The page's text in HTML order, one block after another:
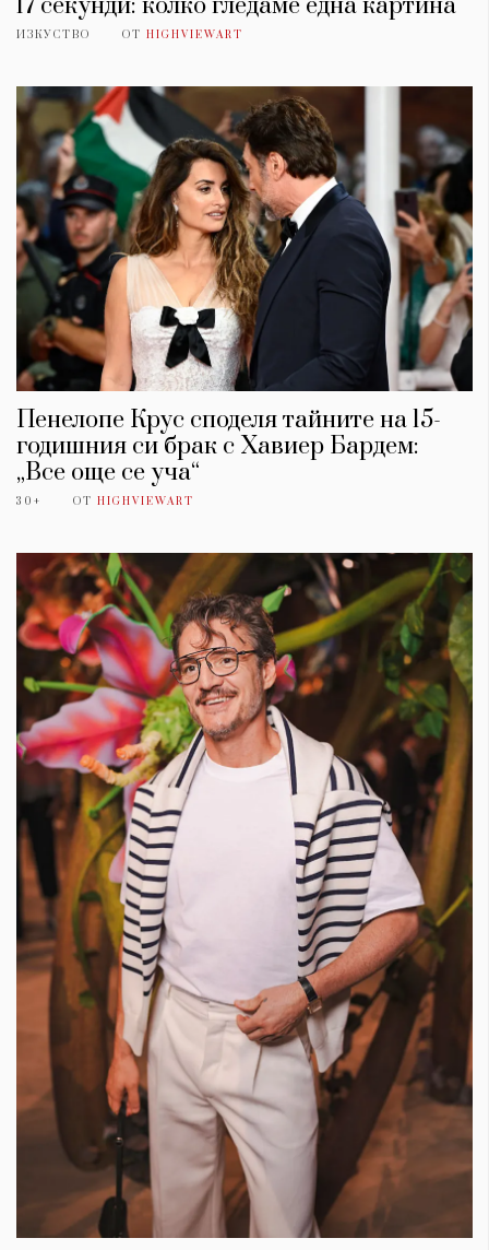
ИЗКУСТВО ОТ HIGHVIEWART
Пенелопе Крус споделя тайните на 15-
годишния си брак с Хавиер Бардем:
„Все още се уча“
30+ ОТ HIGHVIEWART